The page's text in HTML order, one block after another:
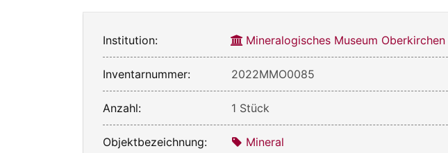
Institution: Mineralogisches Museum Oberkirchen
Inventarnummer: 2022MMO0085
Anzahl: 1 Stück
Objektbezeichnung: Mineral